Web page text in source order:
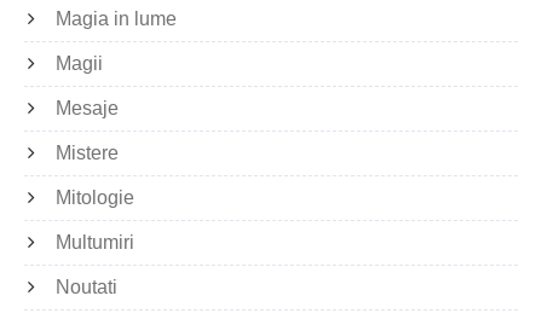
Magia in lume
Magii
Mesaje
Mistere
Mitologie
Multumiri
Noutati